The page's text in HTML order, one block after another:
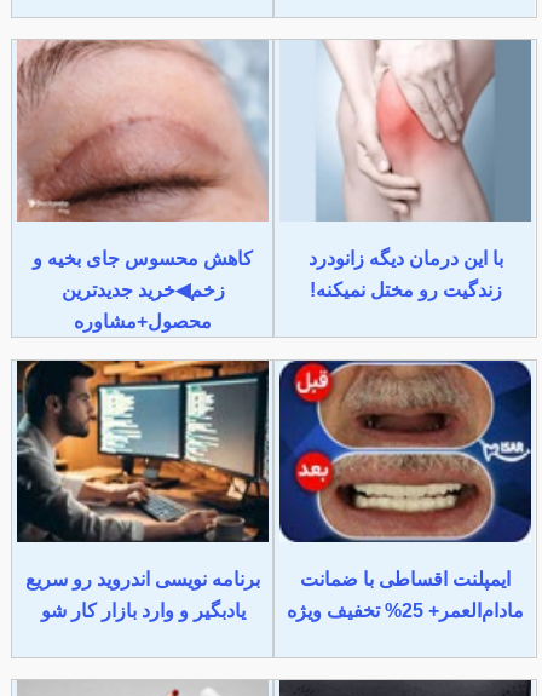
با این درمان دیگه زانودرد
زندگیت رو مختل نمیکنه!
کاهش محسوس جای بخیه و
زخم◀خرید جدیدترین
محصول+مشاوره
ایمپلنت اقساطی با ضمانت
مادام‌العمر+ 25% تخفیف ویژه
برنامه نویسی اندروید رو سریع
یادبگیر و وارد بازار کار شو